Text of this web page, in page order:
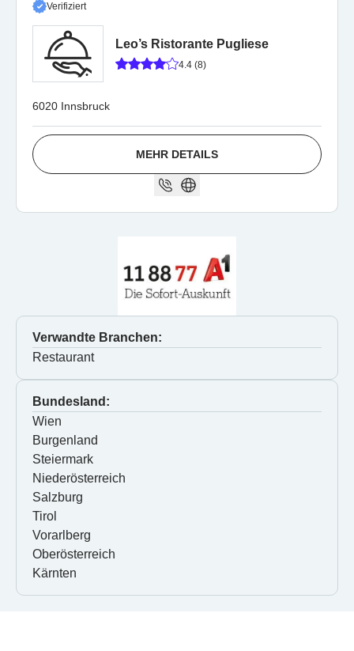
Verifiziert
Leo’s Ristorante Pugliese
4.4 (8)
6020 Innsbruck
MEHR DETAILS
Verwandte Branchen:
Restaurant
Bundesland:
Wien
Burgenland
Steiermark
Niederösterreich
Salzburg
Tirol
Vorarlberg
Oberösterreich
Kärnten